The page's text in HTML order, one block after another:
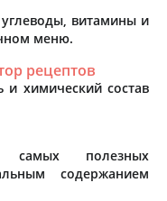
витамины и
меню.
рецептов
и химический состав
самых полезных
содержанием